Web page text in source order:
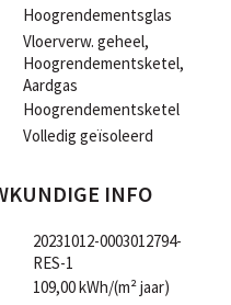
Hoogrendementsglas
Vloerverw. geheel,
Hoogrendementsketel,
Aardgas
Hoogrendementsketel
Volledig geïsoleerd
INFO
20231012-0003012794-
RES-1
109,00 kWh/(m² jaar)